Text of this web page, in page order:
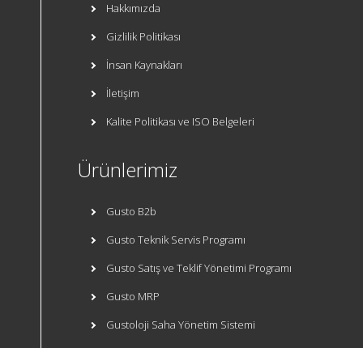
Hakkımızda
Gizlilik Politikası
İnsan Kaynakları
İletişim
Kalite Politikası ve ISO Belgeleri
Ürünlerimiz
Gusto B2b
Gusto Teknik Servis Programı
Gusto Satış ve Teklif Yönetimi Programı
Gusto MRP
Gustoloji Saha Yönetim Sistemi